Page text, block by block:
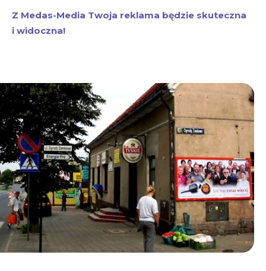
Z Medas-Media Twoja reklama będzie skuteczna
i widoczna!